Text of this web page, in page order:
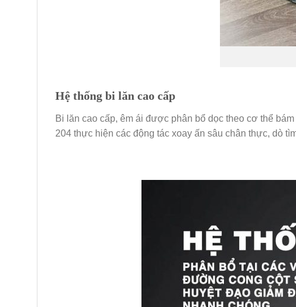
Hệ thống bi lăn cao cấp
Bi lăn cao cấp, êm ái được phân bổ dọc theo cơ thể
204 thực hiện các động tác xoay ấn sâu chân thực, dò